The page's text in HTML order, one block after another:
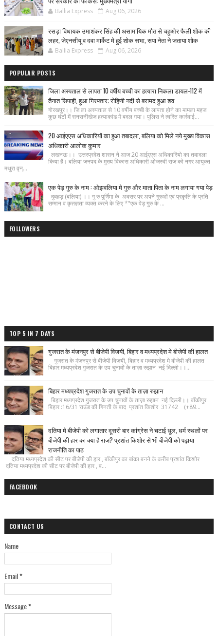
Ballia Express Aug 06, 2026
रसड़ा विधायक उमाशंकर सिंह की असामायिक मौत से चहुओर फैली शोक की
लहर, जेएनसीयू व दवा मार्केट मे हुई शोक सभा, सपा नेता ने जताया शोक
Ballia Express Aug 06, 2026
POPULAR POSTS
जिला अस्पताल से लापता 10 वर्षीय बच्ची का हत्यारा निकला डायल-112 में
तैनात सिपाही, हुआ गिरफ्तार; रोहिणी नदी से बरामद हुआ शव
गोरखपुर।। जि ला अस्पताल से 10 वर्षीय बच्ची के लापता होने का मामला महज
कुछ घंटों में सनसनीखेज हत्याकांड में बदल गया। पुलिस ने त्वरित कार्रवाई...
20 आईएएस अधिकारियों का हुआ तबादला, बलिया को मिले नये मुख्य विकास
अधिकारी आलोक कुमार
लखनऊ।। उत्तरप्रदेश शासन ने आज 20 आईएएस अधिकारियो का तबादला
किया है। बलिया जनपद के मुख्य विकास अधिकारी ओजस्वी राज को नगर आयुक्त
मथुरा वृन्...
एक पेड़ गुरु के नाम : ओझवलिया मे गुरु और माता पिता के नाम लगाया गया पेड़
दुबहड़ (बलिया) ।। गु रु पूर्णिमा के अवसर पर अपने गुरुओं एवं प्रकृति के प्रति
सम्मान व कृतज्ञता व्यक्त करने के लिए *"एक पेड़ गुरु के ...
FOLLOWERS
TOP 5 IN 7 DAYS
गुजरात के मंजनपुर से बीजेपी विजयी, बिहार व मध्यप्रदेश मे बीजेपी की हालत
गुजरात के मंजनपुर से बीजेपी विजयी, बिहार व मध्यप्रदेश मे बीजेपी की हालत
बिहार मध्यप्रदेश गुजरात के उप चुनावों के ताज़ा रुझान नई दिल्ली।।...
बिहार मध्यप्रदेश गुजरात के उप चुनावों के ताज़ा रुझान
बिहार मध्यप्रदेश गुजरात के उप चुनावों के ताज़ा रुझान नई दिल्ली।। बाँकीपुर
बिहार :16/31 राउंड की गिनती के बाद प्रशांत किशोर 31742 (+89...
दतिया मे बीजेपी को लगातार दूसरी बार कांग्रेस ने चटाई धूल, धर्म स्थलों पर
बीजेपी की हार का क्या है राज? प्रशांत किशोर से भी बीजेपी को पढ़ाया
राजनीति का पाठ
दतिया मध्यप्रदेश की सीट पर बीजेपी की हार , बाँकीपुर का बांका बनने के करीब प्रशांत किशोर
दतिया मध्यप्रदेश की सीट पर बीजेपी की हार , ब...
FACEBOOK
CONTACT US
Name
Email*
Message*